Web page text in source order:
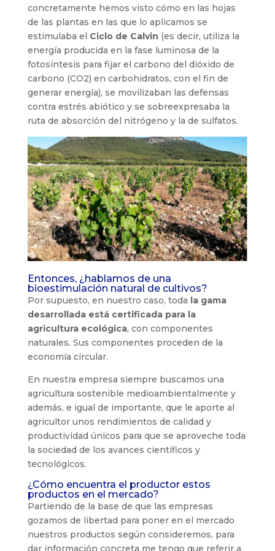
concretamente hemos visto cómo en las hojas
de las plantas en las que lo aplicamos se
estimulaba el Ciclo de Calvin (es decir, utiliza la
energía producida en la fase luminosa de la
fotosíntesis para fijar el carbono del dióxido de
carbono (CO2) en carbohidratos, con el fin de
generar energía), se movilizaban las defensas
contra estrés abiótico y se sobreexpresaba la
ruta de absorción del nitrógeno y la de sulfatos.
Entonces, ¿hablamos de una
bioestimulación natural de cultivos?
Por supuesto, en nuestro caso, toda la gama
desarrollada está certificada para la
agricultura ecológica, con componentes
naturales. Sus componentes proceden de la
economía circular.
En nuestra empresa siempre buscamos una
agricultura sostenible medioambientalmente y
además, e igual de importante, que le aporte al
agricultor unos rendimientos de calidad y
productividad únicos para que se aproveche toda
la sociedad de los avances científicos y
tecnológicos.
¿Cómo encuentra el productor estos
productos en el mercado?
Partiendo de la base de que las empresas
gozamos de libertad para poner en el mercado
nuestros productos según consideremos, para
dar información concreta me tengo que referir a